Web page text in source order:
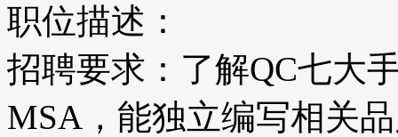
职位描述：
招聘要求：了解QC七大
MSA，能独立编写相关